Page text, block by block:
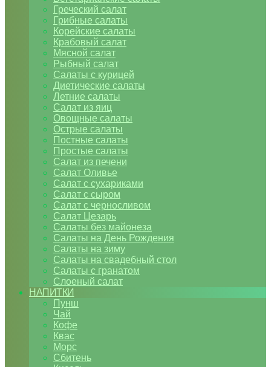
Греческий салат
Грибные салаты
Корейские салаты
Крабовый салат
Мясной салат
Рыбный салат
Салаты с курицей
Диетические салаты
Летние салаты
Салат из яиц
Овощные салаты
Острые салаты
Постные салаты
Простые салаты
Салат из печени
Салат Оливье
Салат с сухариками
Салат с сыром
Салат с черносливом
Салат Цезарь
Салаты без майонеза
Салаты на День Рождения
Салаты на зиму
Салаты на свадебный стол
Салаты с гранатом
Слоеный салат
НАПИТКИ
Пунш
Чай
Кофе
Квас
Морс
Сбитень